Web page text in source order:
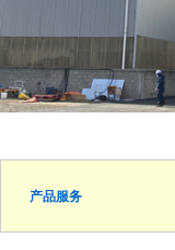
产品服务